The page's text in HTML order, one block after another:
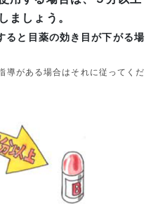
ましょう。
ると目薬の効き目が下がる場
導がある場合はそれに従ってくだ